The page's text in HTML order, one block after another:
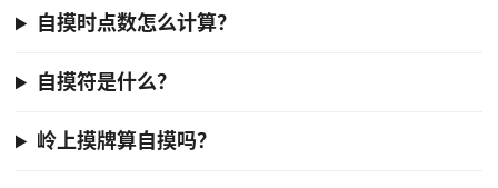
自摸时点数怎么计算？
自摸符是什么？
岭上摸牌算自摸吗？